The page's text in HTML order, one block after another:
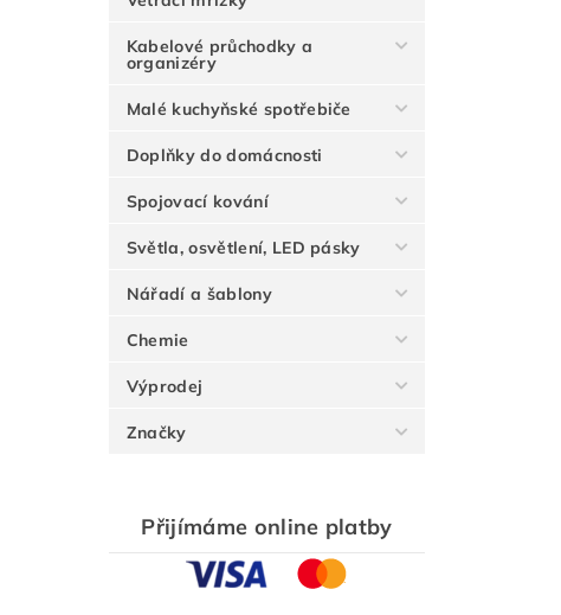
Kabelové průchodky a
organizéry
Malé kuchyňské spotřebiče
Doplňky do domácnosti
Spojovací kování
Světla, osvětlení, LED pásky
Nářadí a šablony
Chemie
Výprodej
Značky
Přijímáme online platby